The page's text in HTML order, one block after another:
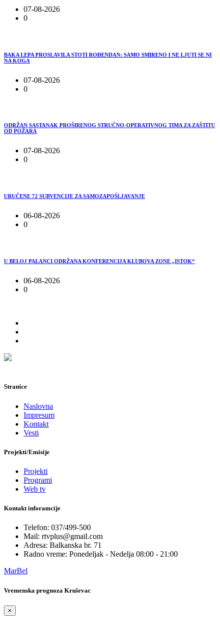
07-08-2026
0
BAKA LEPA PROSLAVILA STOTI ROĐENDAN: SAMO SMIRENO I NE LJUTI SE NI
NA KOGA
07-08-2026
0
ODRŽAN SASTANAK PROŠIRENOG STRUČNO-OPERATIVNOG TIMA ZA ZAŠTITU
OD POŽARA
07-08-2026
0
URUČENE 72 SUBVENCIJE ZA SAMOZAPOŠLJAVANJE
06-08-2026
0
U BELOJ PALANCI ODRŽANA KONFERENCIJA KLUBOVA ZONE „ISTOK“
06-08-2026
0
Stranice
Naslovna
Impresum
Kontakt
Vesti
Projekti/Emisije
Projekti
Programi
Web tv
Kontakt inforamcije
Telefon: 037/499-500
Mail: rtvplus@gmail.com
Adresa: Balkanska br. 71
Radno vreme: Ponedeljak - Nedelja 08:00 - 21:00
MarBel
Vremenska prognoza Kruševac
×